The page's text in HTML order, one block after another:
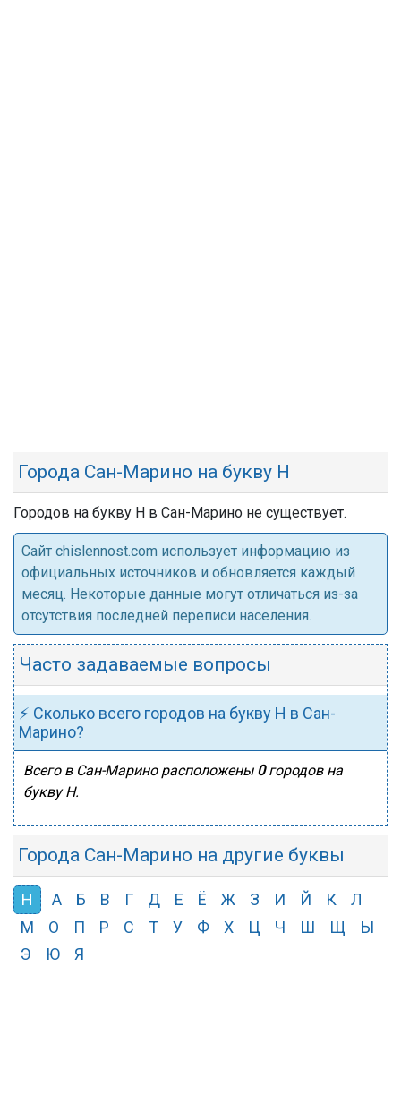
Города Сан-Марино на букву Н
Городов на букву Н в Сан-Марино не существует.
Cайт chislennost.com использует информацию из
официальных источников и обновляется каждый
месяц. Некоторые данные могут отличаться из-за
отсутствия последней переписи населения.
Часто задаваемые вопросы
⚡ Сколько всего городов на букву Н в Сан-
Марино?
Всего в Сан-Марино расположены 0городов на
букву Н.
Города Сан-Марино на другие буквы
Н А Б В Г Д Е Ё Ж З И Й К
Л
М
О П Р С Т У Ф Х Ц Ч Ш Щ
Ы
Э
Ю Я